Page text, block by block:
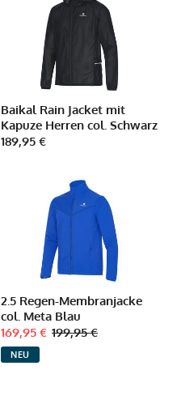
Baikal Rain Jacket mit
Kapuze Herren col. Schwarz
189,95 €
2.5 Regen-Membranjacke
col. Meta Blau
169,95 € 199,95 €
NEU